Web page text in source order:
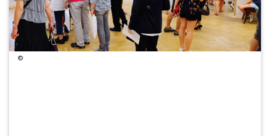
©